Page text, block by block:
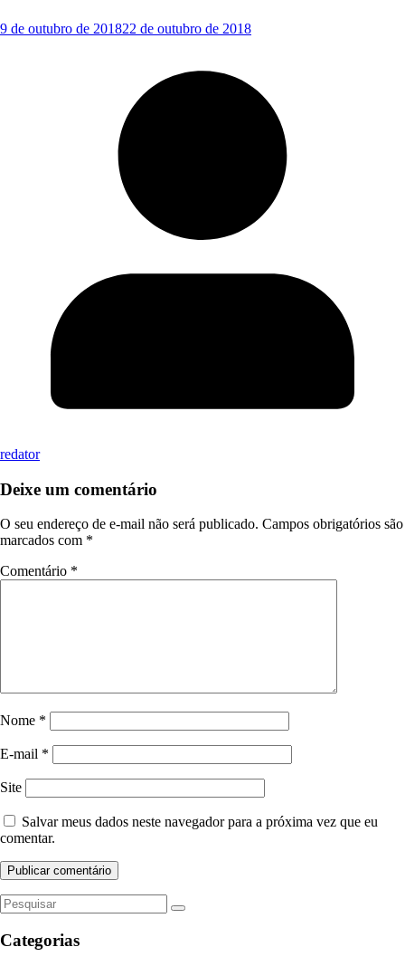
9 de outubro de 201822 de outubro de 2018
redator
Deixe um comentário
O seu endereço de e-mail não será publicado. Campos obrigatórios são
marcados com *
Comentário *
Nome *
E-mail *
Site
Salvar meus dados neste navegador para a próxima vez que eu
comentar.
Categorias